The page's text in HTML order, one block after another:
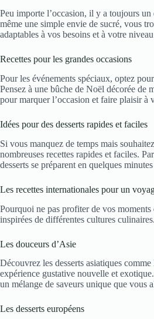
Peu importe l’occasion, il y a toujours
même une simple envie de sucré, vous
adaptables à vos besoins et à votre
Recettes pour les grandes occasions
Pour les événements spéciaux, optez
Pensez à une bûche de Noël décorée de
pour marquer l’occasion et faire plaisir à
Idées pour des desserts rapides et faciles
Si vous manquez de temps mais
nombreuses recettes rapides et faciles.
desserts se préparent en quelques
Les recettes internationales pour un
Pourquoi ne pas profiter de vos
inspirées de différentes cultures
Les douceurs d’Asie
Découvrez les desserts asiatiques
expérience gustative nouvelle et
un mélange de saveurs unique que vous
Les desserts européens